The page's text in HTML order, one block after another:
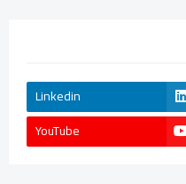
Linkedin
YouTube